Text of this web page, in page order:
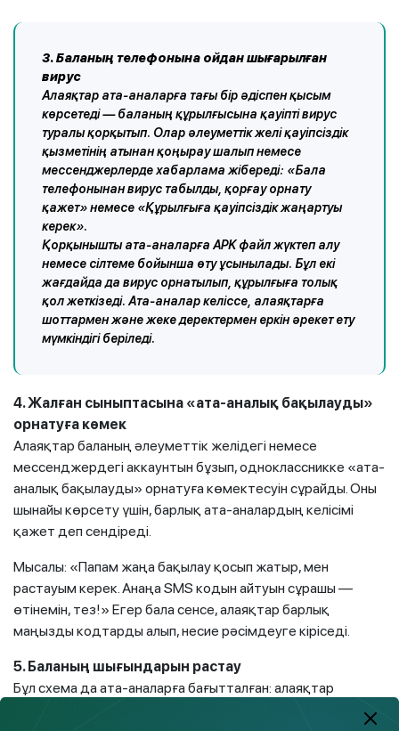
3. Баланың телефонына ойдан шығарылған
вирус
Алаяқтар ата-аналарға тағы бір әдіспен қысым
көрсетеді — баланың құрылғысына қауіпті вирус
туралы қорқытып. Олар әлеуметтік желі қауіпсіздік
қызметінің атынан қоңырау шалып немесе
мессенджерлерде хабарлама жібереді: «Бала
телефонынан вирус табылды, қорғау орнату
қажет» немесе «Құрылғыға қауіпсіздік жаңартуы
керек».
Қорқынышты ата-аналарға APK файл жүктеп алу
немесе сілтеме бойынша өту ұсынылады. Бұл екі
жағдайда да вирус орнатылып, құрылғыға толық
қол жеткізеді. Ата-аналар келіссе, алаяқтарға
шоттармен және жеке деректермен еркін әрекет ету
мүмкіндігі беріледі.
4. Жалған сыныптасына «ата-аналық бақылауды»
орнатуға көмек
Алаяқтар баланың әлеуметтік желідегі немесе
мессенджердегі аккаунтын бұзып, одноклассникке «ата-
аналық бақылауды» орнатуға көмектесуін сұрайды. Оны
шынайы көрсету үшін, барлық ата-аналардың келісімі
қажет деп сендіреді.
Мысалы: «Папам жаңа бақылау қосып жатыр, мен
растауым керек. Анаңа SMS кодын айтуын сұрашы —
өтінемін, тез!» Егер бала сенсе, алаяқтар барлық
маңызды кодтарды алып, несие рәсімдеуге кіріседі.
5. Баланың шығындарын растау
Бұл схема да ата-аналарға бағытталған: алаяқтар